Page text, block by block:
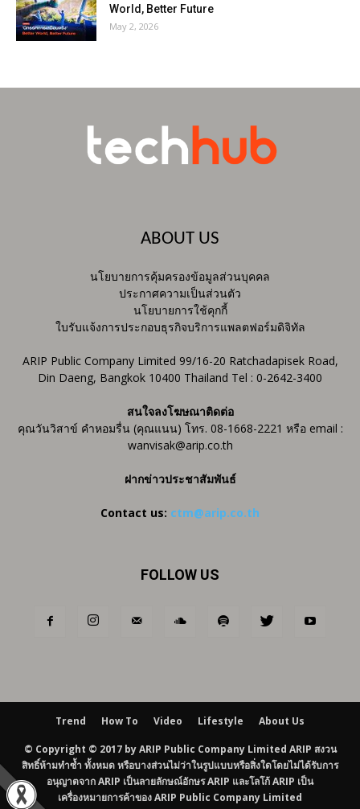
World, Better Future
May 2, 2026
ABOUT US
นโยบายการคุ้มครองข้อมูลส่วนบุคคล
ประกาศความเป็นส่วนตัว
นโยบายการใช้คุกกี้
ใบรับแจ้งการประกอบธุรกิจบริการแพลตฟอร์มดิจิทัล
ARIP Public Company Limited 99/16-20 Ratchadapisek Road,
Din Daeng, Bangkok 10400 Thailand Tel : 0-2642-3400
สนใจลงโฆษณาติดต่อ
คุณวันวิสาข์ คำหอมรื่น (คุณแนน) โทร. 08-1668-2221 หรือ email :
wanvisak@arip.co.th
ฝากข่าวประชาสัมพันธ์
Contact us: ctm@arip.co.th
FOLLOW US
Trend How To Video Lifestyle About Us
© Copyright © 2017 by ARIP Public Company Limited ARIP สงวน
สิทธิ์ห้ามทำซ้ำ ทั้งหมด หรือบางส่วนไม่ว่าในรูปแบบหรือสิ่งใดโดยไม่ได้รับการ
อนุญาตจาก ARIP เป็นลายลักษณ์อักษร ARIP และโลโก้ ARIP เป็น
เครื่องหมายการค้าของ ARIP Public Company Limited